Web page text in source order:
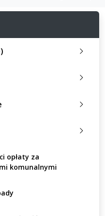
opłaty za
komunalnymi